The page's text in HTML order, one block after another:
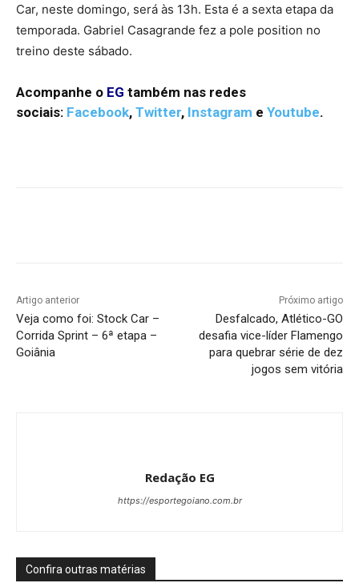
Car, neste domingo, será às 13h. Esta é a sexta etapa da
temporada. Gabriel Casagrande fez a pole position no
treino deste sábado.
Acompanhe o EG também nas redes
sociais: Facebook, Twitter, Instagram e Youtube.
Artigo anterior
Veja como foi: Stock Car –
Corrida Sprint – 6ª etapa –
Goiânia
Próximo artigo
Desfalcado, Atlético-GO
desafia vice-líder Flamengo
para quebrar série de dez
jogos sem vitória
Redação EG
https://esportegoiano.com.br
Confira outras matérias